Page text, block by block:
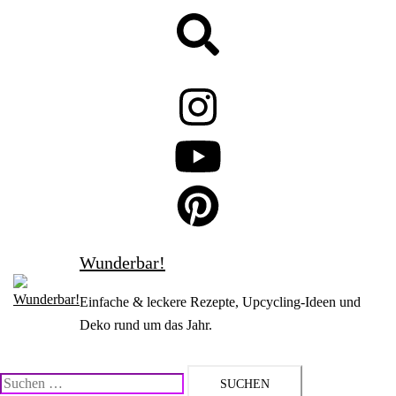
Wunderbar!
Einfache & leckere Rezepte, Upcycling-Ideen und
Deko rund um das Jahr.
Suchen